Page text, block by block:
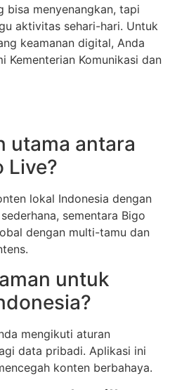
bisa menyenangkan, tapi
aktivitas sehari-hari. Untuk
keamanan digital, Anda
Kementerian Komunikasi dan
utama antara
Live?
lokal Indonesia dengan
sementara Bigo
dengan multi-tamu dan
untuk
mengikuti aturan
data pribadi. Aplikasi ini
konten berbahaya.